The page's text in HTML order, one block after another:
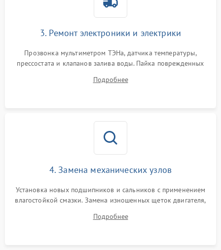
3. Ремонт электроники и электрики
Прозвонка мультиметром ТЭНа, датчика температуры,
прессостата и клапанов залива воды. Пайка поврежденных
Восстановление целостности проводки и контактов.
Подробнее
4. Замена механических узлов
Установка новых подшипников и сальников с применением
влагостойкой смазки. Замена изношенных щеток двигателя,
или поврежденной резиновой манжеты.
Подробнее